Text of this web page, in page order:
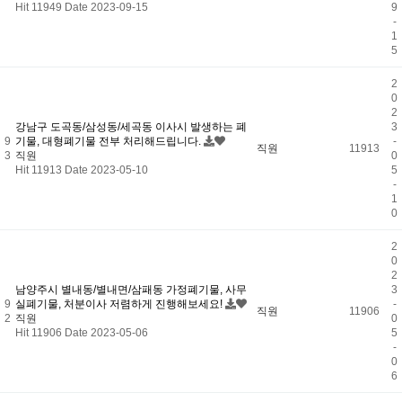
Hit 11949 Date 2023-09-15
9
-
1
5
9
3
강남구 도곡동/삼성동/세곡동 이사시 발생하는 폐
기물, 대형폐기물 전부 처리해드립니다.
직원
Hit 11913 Date 2023-05-10
직원 11913
2
0
2
3
-
0
5
-
1
0
9
2
남양주시 별내동/별내면/삼패동 가정폐기물, 사무
실폐기물, 처분이사 저렴하게 진행해보세요!
직원
Hit 11906 Date 2023-05-06
직원 11906
2
0
2
3
-
0
5
-
0
6